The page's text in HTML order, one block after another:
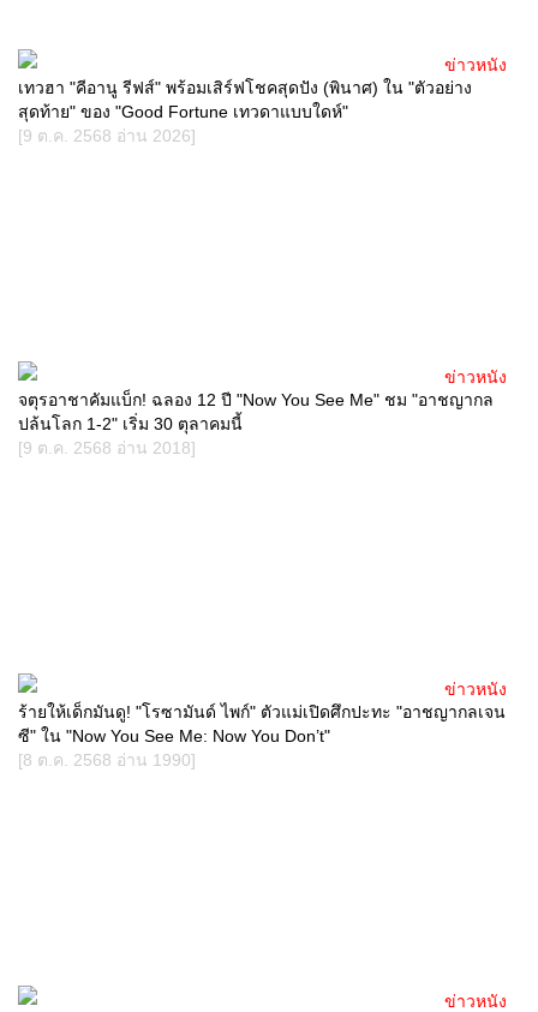
เทวฮา "คีอานู รีฟส์" พร้อมเสิร์ฟโชคสุดปัง (พินาศ) ใน "ตัวอย่าง
สุดท้าย" ของ "Good Fortune เทวดาแบบใดห์"
[9 ต.ค. 2568 อ่าน 2026]
ข่าวหนัง
จตุรอาชาคัมแบ็ก! ฉลอง 12 ปี "Now You See Me" ชม "อาชญากล
ปล้นโลก 1-2" เริ่ม 30 ตุลาคมนี้
[9 ต.ค. 2568 อ่าน 2018]
ข่าวหนัง
ร้ายให้เด็กมันดู! "โรซามันด์ ไพก์" ตัวแม่เปิดศึกปะทะ "อาชญากลเจน
ซี" ใน "Now You See Me: Now You Don’t"
[8 ต.ค. 2568 อ่าน 1990]
ข่าวหนัง
ข่าวหนัง